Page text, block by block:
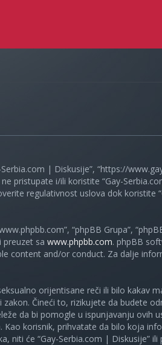
| Diskusije”, “https://
pristupate i/ili koristite “Gay-
regulativnost uslova dok koristite
“phpBB Grupa”,
preuzet sa www.phpbb.com. phpBB
content and/or conduct. Za dalje
orijentisane reči ili bilo kakav
Čineći to, rizikujete da budete
da bi pomogle u ispunjavanju ovih
korisnik, prihvatate da bilo koja
niti će “Gay-Serbia.com | Diskusije”